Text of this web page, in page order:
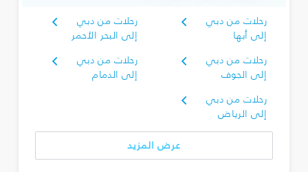
رحلات من دبي
إلى أبها
رحلات من دبي
إلى البحر الأحمر
رحلات من دبي
إلى الجوف
رحلات من دبي
إلى الدمام
رحلات من دبي
إلى الرياض
عرض المزيد